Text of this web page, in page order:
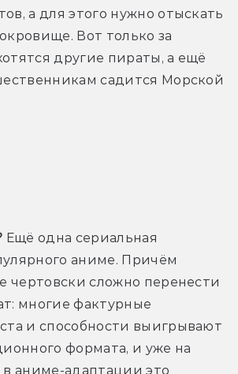
а для этого нужно отыскать
Вот только за
другие пираты, а ещё
садится Морской
Ещё одна сериальная
аниме. Причём
чертовски сложно перенести
многие фактурные
и способности выигрывают
формата, и уже на
в аниме-адаптации это